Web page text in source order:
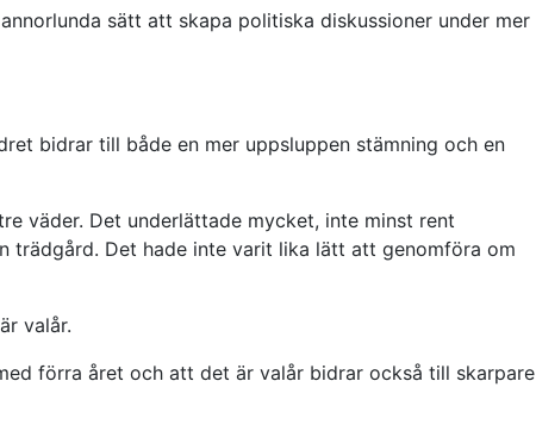
sätt att skapa politiska diskussioner under mer
bidrar till både en mer uppsluppen stämning och en
väder. Det underlättade mycket, inte minst rent
trädgård. Det hade inte varit lika lätt att genomföra om
valår.
förra året och att det är valår bidrar också till skarpare